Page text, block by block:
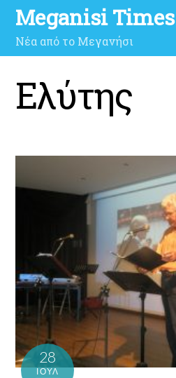
Meganisi Times
Νέα από το Μεγανήσι
Ελύτης
28
ΙΟΎΛ